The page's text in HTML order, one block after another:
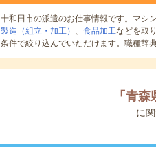
十和田市の派遣のお仕事情報です。マシ
製造（組立・加工） 、 食品加工などを取
条件で絞り込んでいただけます。職種辞典
「 青森
に